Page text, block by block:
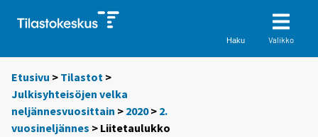
Haku Valikko
Etusivu > Tilastot >
Julkisyhteisöjen velka
neljännesvuosittain > 2020> 2.
vuosineljännes > Liitetaulukko